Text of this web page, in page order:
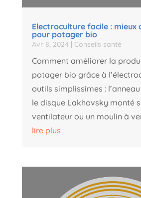
Electroculture facile : mieux
pour potager bio
Avr 8, 2024 | Conseils santé
Comment améliorer la
potager bio grâce à
outils simplissimes :
le disque Lakhovsky monté
ventilateur ou un moulin à
lire plus